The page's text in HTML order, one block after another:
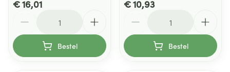
€ 16,01
Bestel
€ 10,93
Bestel